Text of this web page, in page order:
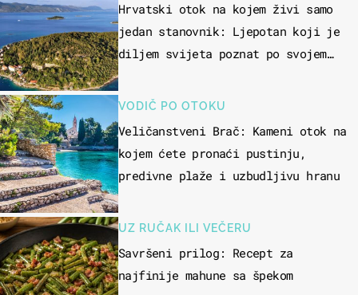
Hrvatski otok na kojem živi samo
jedan stanovnik: Ljepotan koji je
diljem svijeta poznat po svojem
VODIČ PO OTOKU
Veličanstveni Brač: Kameni otok na
kojem ćete pronaći pustinju,
predivne plaže i uzbudljivu hranu
UZ RUČAK ILI VEČERU
Savršeni prilog: Recept za
najfinije mahune sa špekom